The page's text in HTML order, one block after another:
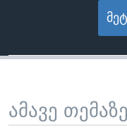
ამავე თემაზე